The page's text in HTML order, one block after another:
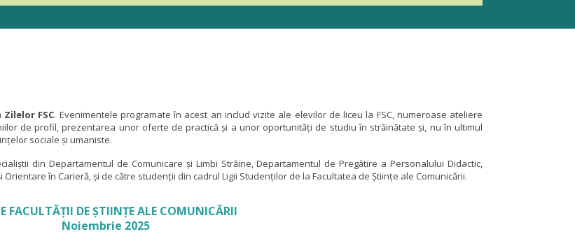
Zilelor FSC. Evenimentele programate în acest an includ vizite ale elevilor de liceu la FSC, numeroase ateliere
de profil, prezentarea unor oferte de practică și a unor oportunități de studiu în străinătate și, nu în ultimul
sociale și umaniste.
din Departamentul de Comunicare și Limbi Străine, Departamentul de Pregătire a Personalului Didactic,
în Carieră, și de către studenții din cadrul Ligii Studenților de la Facultatea de Științe ale Comunicării.
FACULTĂȚII DE ȘTIINȚE ALE COMUNICĂRII
Noiembrie 2025